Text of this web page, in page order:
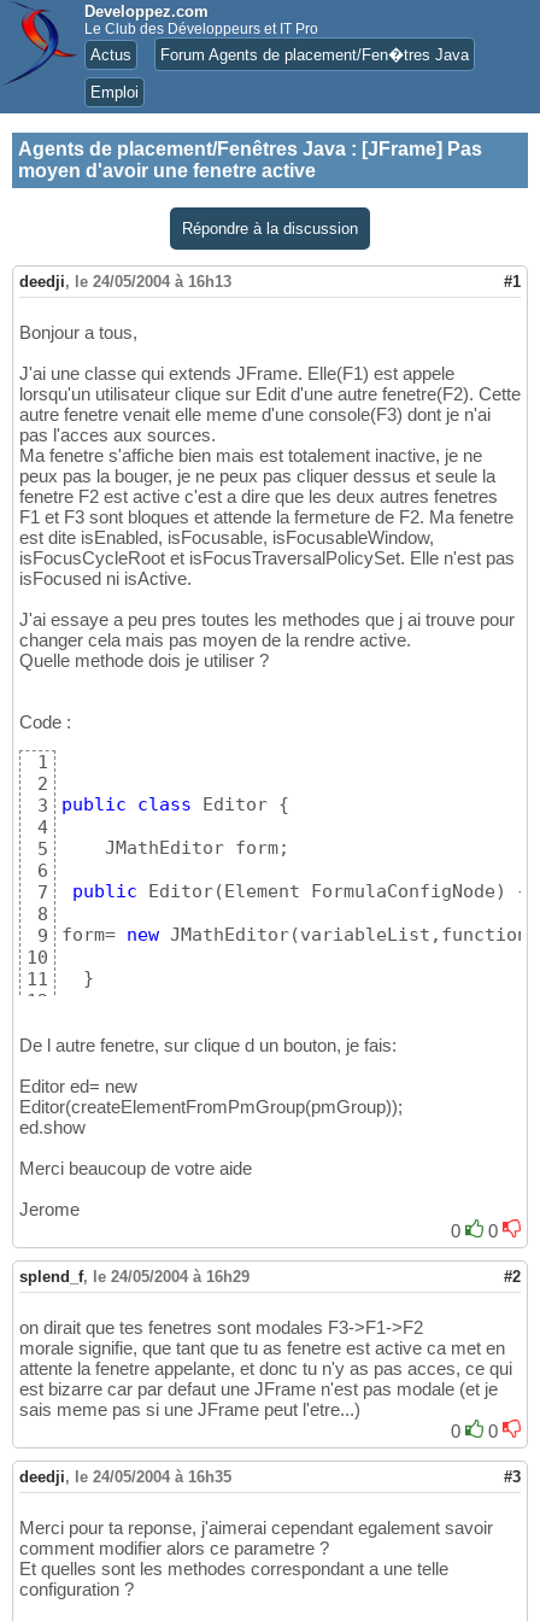
Developpez.com
Le Club des Développeurs et IT Pro
Actus Forum Agents de placement/Fen�tres Java
Emploi
Agents de placement/Fenêtres Java : [JFrame] Pas
moyen d'avoir une fenetre active
Répondre à la discussion
deedji, le 24/05/2004 à 16h13 #1
Bonjour a tous,
J'ai une classe qui extends JFrame. Elle(F1) est appele
lorsqu'un utilisateur clique sur Edit d'une autre fenetre(F2). Cette
autre fenetre venait elle meme d'une console(F3) dont je n'ai
pas l'acces aux sources.
Ma fenetre s'affiche bien mais est totalement inactive, je ne
peux pas la bouger, je ne peux pas cliquer dessus et seule la
fenetre F2 est active c'est a dire que les deux autres fenetres
F1 et F3 sont bloques et attende la fermeture de F2. Ma fenetre
est dite isEnabled, isFocusable, isFocusableWindow,
isFocusCycleRoot et isFocusTraversalPolicySet. Elle n'est pas
isFocused ni isActive.
J'ai essaye a peu pres toutes les methodes que j ai trouve pour
changer cela mais pas moyen de la rendre active.
Quelle methode dois je utiliser ?
Code :
1
2
3
4
5
6
7
8
9
10
11
12
14
16
17
18
20
22
24
25
27
public class Editor {
    JMathEditor form;
public Editor( Element FormulaConfigNode)
{
form= new JMathEditor(
}
        form.validate
();
        form.setSize
}
implements
super("KPI Formula Editor"
}
De l autre fenetre, sur clique d un bouton, je fais:
Editor ed= new
Editor(createElementFromPmGroup(pmGroup));
ed.show
Merci beaucoup de votre aide
Jerome
0
0
splend_f, le 24/05/2004 à 16h29 #2
on dirait que tes fenetres sont modales F3->F1->F2
morale signifie, que tant que tu as fenetre est active ca met en
attente la fenetre appelante, et donc tu n'y as pas acces, ce qui
est bizarre car par defaut une JFrame n'est pas modale (et je
sais meme pas si une JFrame peut l'etre...)
0
0
deedji, le 24/05/2004 à 16h35 #3
Merci pour ta reponse, j'aimerai cependant egalement savoir
comment modifier alors ce parametre ?
Et quelles sont les methodes correspondant a une telle
configuration ?